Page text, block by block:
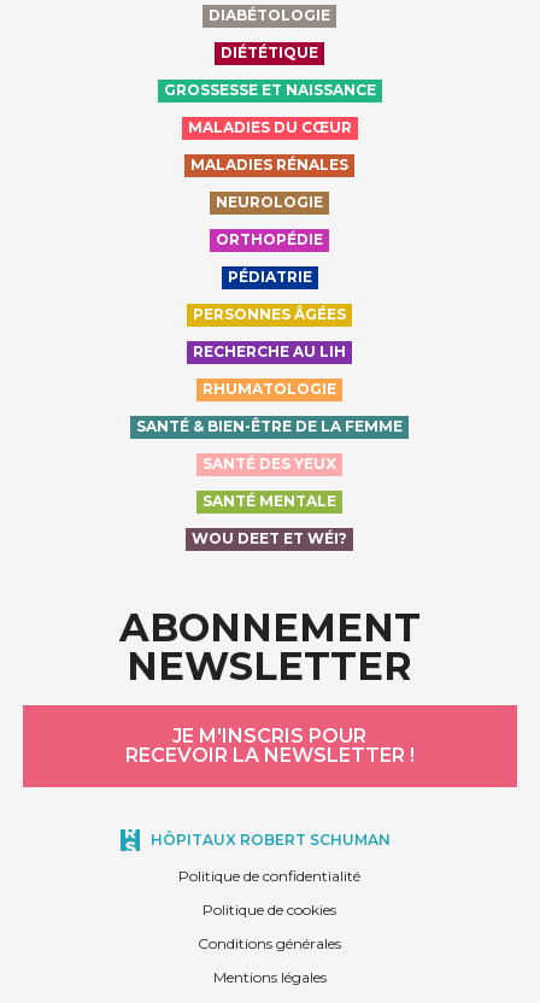
DIABÉTOLOGIE
DIÉTÉTIQUE
GROSSESSE ET NAISSANCE
MALADIES DU CŒUR
MALADIES RÉNALES
NEUROLOGIE
ORTHOPÉDIE
PÉDIATRIE
PERSONNES ÂGÉES
RECHERCHE AU LIH
RHUMATOLOGIE
SANTÉ & BIEN-ÊTRE DE LA FEMME
SANTÉ DES YEUX
SANTÉ MENTALE
WOU DEET ET WÉI?
ABONNEMENT
NEWSLETTER
JE M'INSCRIS POUR
RECEVOIR LA NEWSLETTER !
HÔPITAUX ROBERT SCHUMAN
Politique de confidentialité
Politique de cookies
Conditions générales
Mentions légales